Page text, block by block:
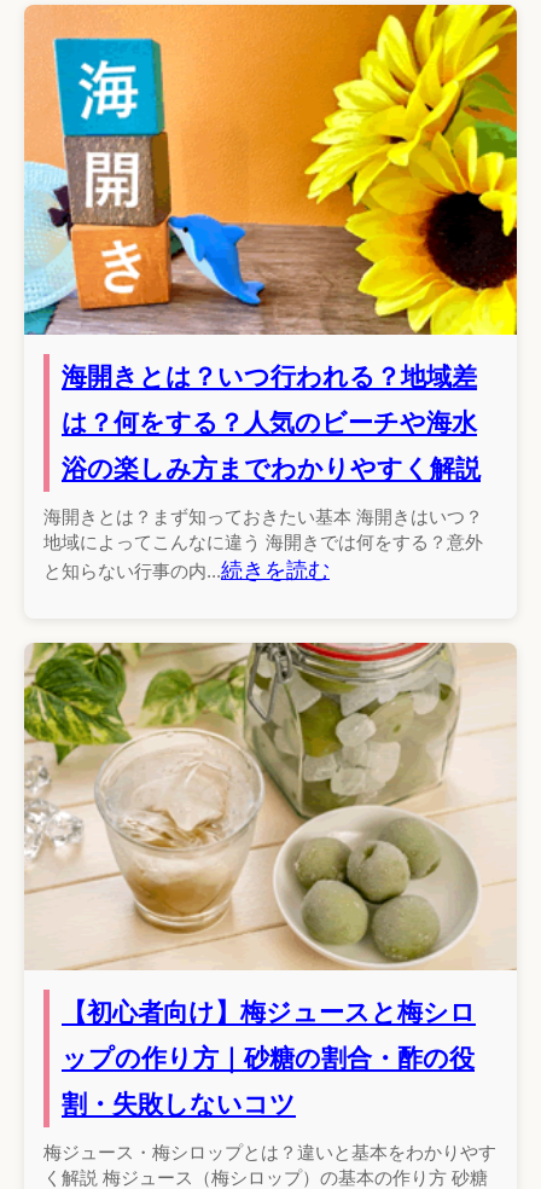
海開きとは？いつ行われる？地域差
は？何をする？人気のビーチや海水
浴の楽しみ方までわかりやすく解説
海開きとは？まず知っておきたい基本 海開きはいつ？
地域によってこんなに違う 海開きでは何をする？意外
と知らない行事の内...続きを読む
【初心者向け】梅ジュースと梅シロ
ップの作り方｜砂糖の割合・酢の役
割・失敗しないコツ
梅ジュース・梅シロップとは？違いと基本をわかりやす
く解説 梅ジュース（梅シロップ）の基本の作り方 砂糖